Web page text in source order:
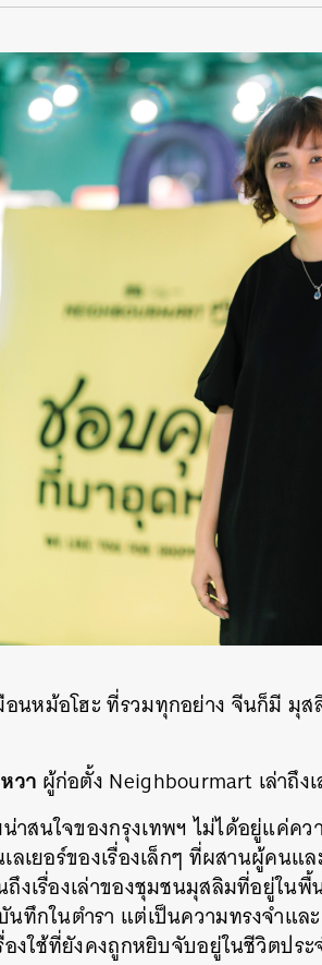
อนหม้อโฮะ ที่รวมทุกอย่าง จีนก็มี
วา ผู้ก่อตั้ง Neighbourmart เล่าถึง
น่าสนใจของกรุงเทพฯ ไม่ได้อยู่แค่ค
ลเยอร์ของเรื่องเล็กๆ ที่ผสานผู้คน
งเรื่องเล่าของชุมชนมุสลิมที่อยู่ใน
ทึกในตำรา แต่เป็นความทรงจำและ
องใช้ที่ยังคงถูกหยิบจับอยู่ในชีวิตประ